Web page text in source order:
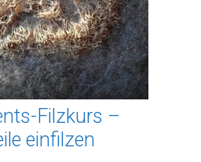
Filzkurs –
einfilzen